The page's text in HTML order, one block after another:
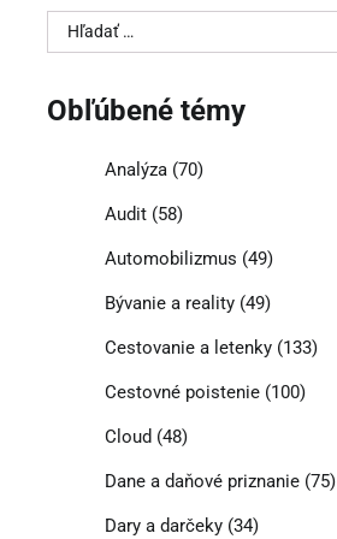
Hľadať:
Obľúbené témy
Analýza(70)
Audit(58)
Automobilizmus (49)
Bývanie a reality(49)
Cestovanie a letenky(133)
Cestovné poistenie(100)
Cloud (48)
Dane a daňové priznanie(75)
Dary a darčeky(34)